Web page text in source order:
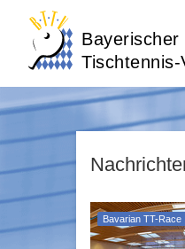
Bayerischer
Tischtennis-
Bavarian TT-Race